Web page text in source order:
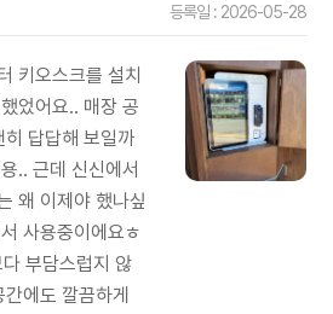
등록일 : 2026-05-28
키오스크를 설치
었어요.. 매장 공
답답해 보일까
.. 근데 신신에서
왜 이제야 했나싶
사용중이에요ㅎ
부담스럽지 않
에도 깔끔하게